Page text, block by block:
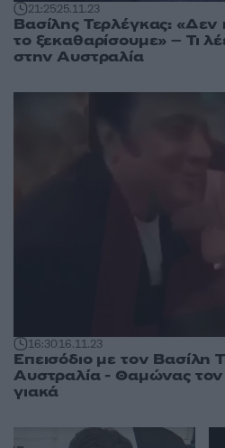
21:2525.11.23
Βασίλης Τερλέγκας: «Δεν
το ξεκαθαρίσουμε» – Τι
στην Αυστραλία
16:3016.11.23
Επεισόδιο με τον Βασίλη
Αυστραλία - Θαμώνας
γιακά